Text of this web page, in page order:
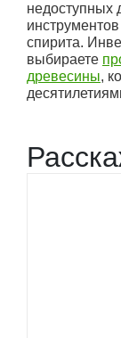
недоступных
спирита.
выбираете
древесины,